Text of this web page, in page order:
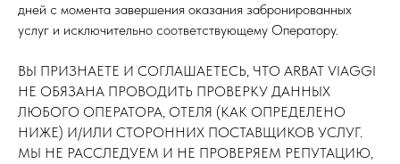
дней с момента завершения оказания забронированных
услуг и исключительно соответствующему Оператору.
ВЫ ПРИЗНАЕТЕ И СОГЛАШАЕТЕСЬ, ЧТО ARBAT VIAGGI
НЕ ОБЯЗАНА ПРОВОДИТЬ ПРОВЕРКУ ДАННЫХ
ЛЮБОГО ОПЕРАТОРА, ОТЕЛЯ (КАК ОПРЕДЕЛЕНО
НИЖЕ) И/ИЛИ СТОРОННИХ ПОСТАВЩИКОВ УСЛУГ.
МЫ НЕ РАССЛЕДУЕМ И НЕ ПРОВЕРЯЕМ РЕПУТАЦИЮ,